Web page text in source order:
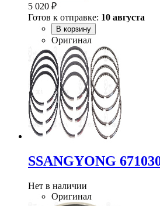
5 020 ₽
Готов к отправке: 10 августа
В корзину
Оригинал
SSANGYONG
Нет в наличии
Оригинал